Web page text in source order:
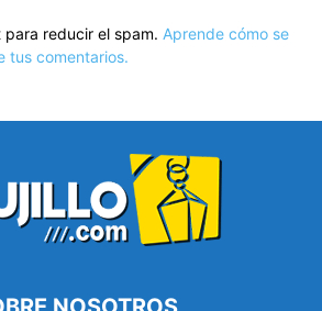
para reducir el spam. Aprende cómo se
tus comentarios.